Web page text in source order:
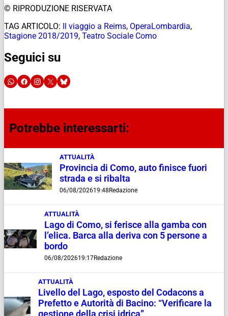
© RIPRODUZIONE RISERVATA
TAG ARTICOLO: Il viaggio a Reims, OperaLombardia,
Stagione 2018/2019, Teatro Sociale Como
Seguici su
Potrebbe interessarti:
ATTUALITÀ
Provincia di Como, auto finisce fuori
strada e si ribalta
06/08/202619:48 Redazione
ATTUALITÀ
Lago di Como, si ferisce alla gamba con
l’elica. Barca alla deriva con 5 persone a
bordo
06/08/202619:17Redazione
ATTUALITÀ
Livello del Lago, esposto del Codacons a
Prefetto e Autorità di Bacino: “Verificare la